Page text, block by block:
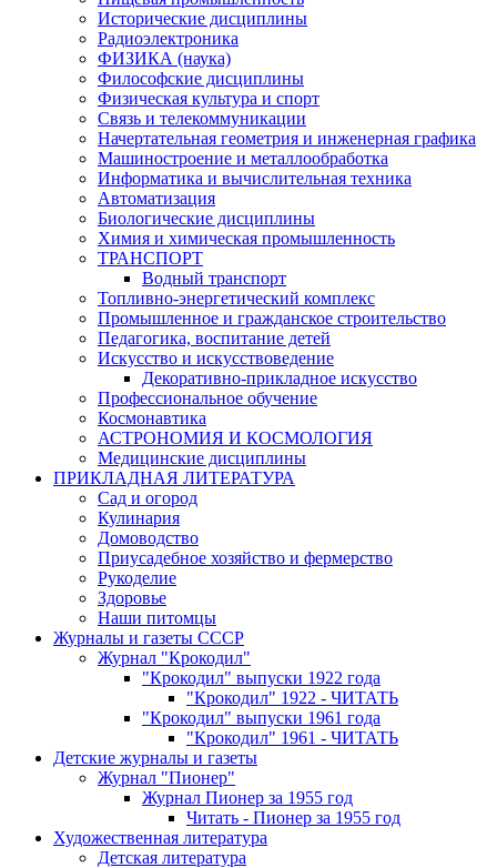
Исторические дисциплины
Радиоэлектроника
ФИЗИКА (наука)
Философские дисциплины
Физическая культура и спорт
Связь и телекоммуникации
Начертательная геометрия и инженерная графика
Машиностроение и металлообработка
Информатика и вычислительная техника
Автоматизация
Биологические дисциплины
Химия и химическая промышленность
ТРАНСПОРТ
Водный транспорт
Топливно-энергетический комплекс
Промышленное и гражданское строительство
Педагогика, воспитание детей
Искусство и искусствоведение
Декоративно-прикладное искусство
Профессиональное обучение
Космонавтика
АСТРОНОМИЯ И КОСМОЛОГИЯ
Медицинские дисциплины
ПРИКЛАДНАЯ ЛИТЕРАТУРА
Сад и огород
Кулинария
Домоводство
Приусадебное хозяйство и фермерство
Рукоделие
Здоровье
Наши питомцы
Журналы и газеты СССР
Журнал "Крокодил"
"Крокодил" выпуски 1922 года
"Крокодил" 1922 - ЧИТАТЬ
"Крокодил" выпуски 1961 года
"Крокодил" 1961 - ЧИТАТЬ
Детские журналы и газеты
Журнал "Пионер"
Журнал Пионер за 1955 год
Читать - Пионер за 1955 год
Художественная литература
Детская литература